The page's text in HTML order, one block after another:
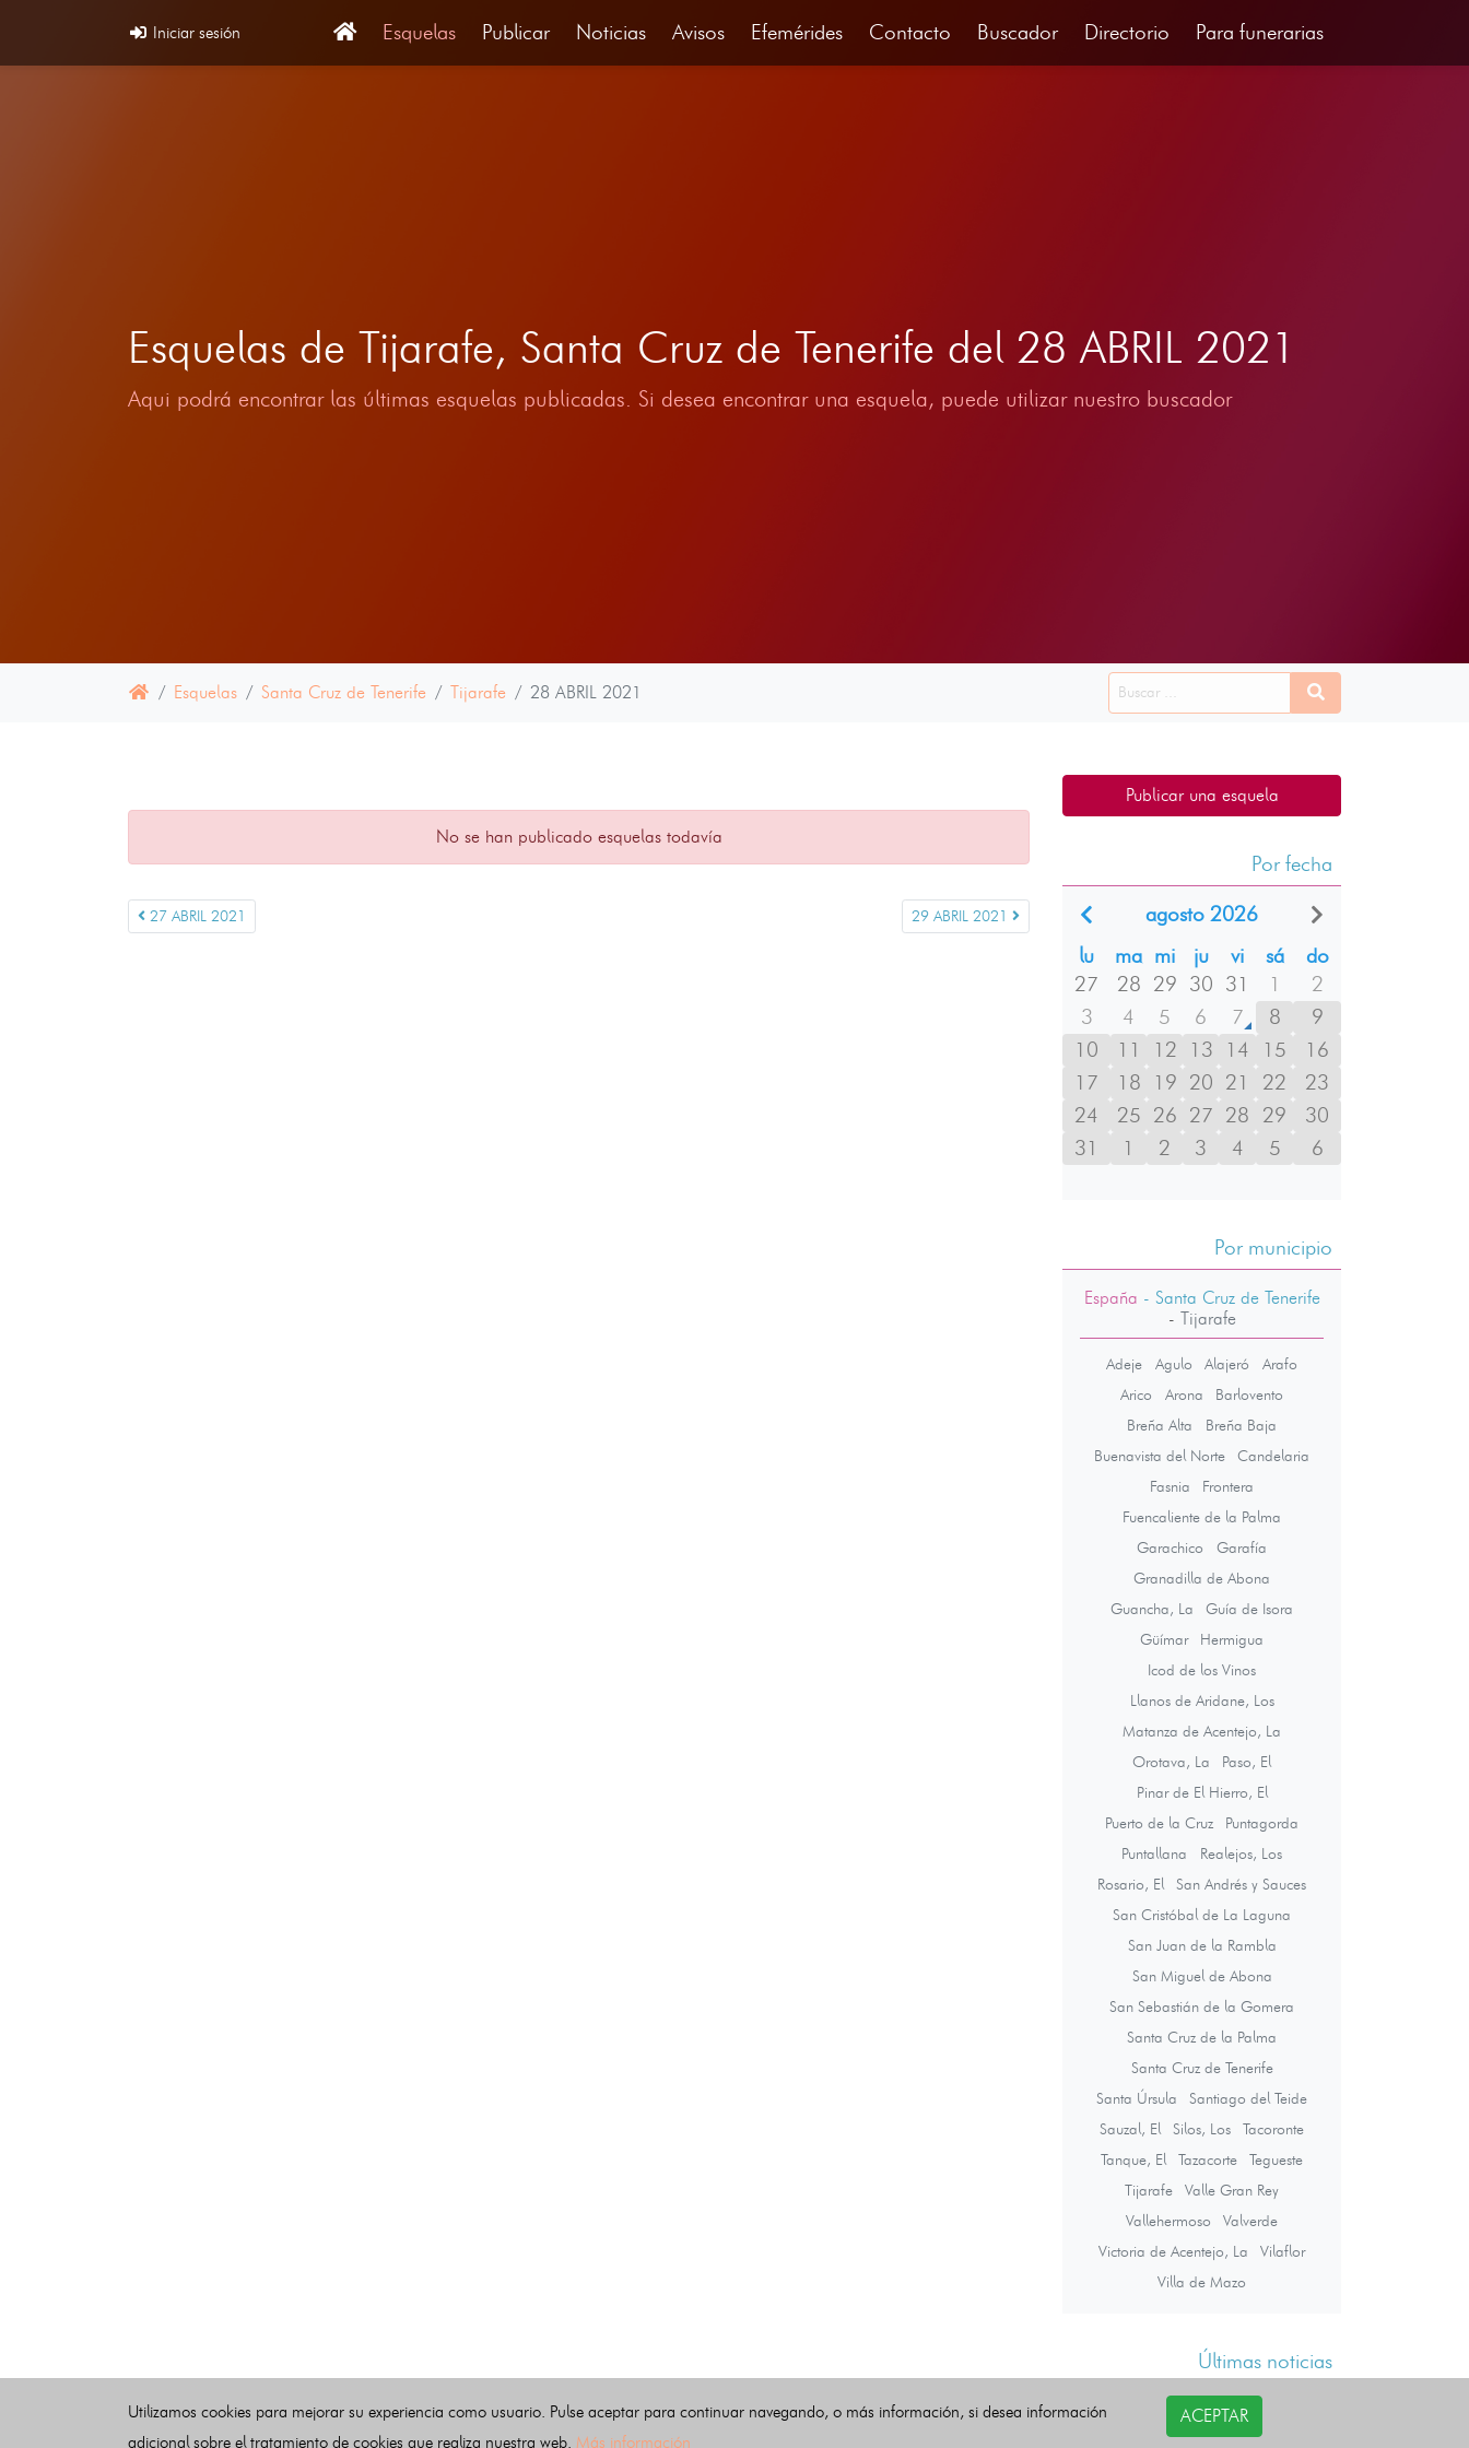
Iniciar sesión Esquelas Publicar Noticias Avisos Efemérides Contacto Buscador Directorio Para funerarias
Esquelas de Tijarafe, Santa Cruz de Tenerife del 28 ABRIL 2021
Aqui podrá encontrar las últimas esquelas publicadas. Si desea encontrar una esquela, puede utilizar nuestro buscador
Esquelas Santa Cruz de Tenerife Tijarafe 28 ABRIL 2021
No se han publicado esquelas todavía
27 ABRIL 2021 29 ABRIL 2021
Publicar una esquela
Por fecha
agosto 2026
lu
ma mi ju vi sá
do
27
28 29 30 31 1
2
3
4 5 6 7 8
9
10
11 12 13 14 15
16
17
18 19 20 21 22
23
24
25 26 27 28 29
30
31
1 2 3 4 5 6
Por municipio
España - Santa Cruz de Tenerife
- Tijarafe
Adeje Agulo Alajeró
Arafo
Arico
Arona
Barlovento
Breña Alta
Breña Baja
Buenavista del Norte
Candelaria
Fasnia
Frontera
Fuencaliente de la Palma
Garachico
Garafía
Granadilla de Abona
Guancha, La
Guía de Isora
Güímar
Hermigua
Icod de los Vinos
Llanos de Aridane, Los
Matanza de Acentejo, La
Orotava, La
Paso, El
Pinar de El Hierro, El
Puerto de la Cruz
Puntagorda
Puntallana
Realejos, Los
Rosario, El
San Andrés y Sauces
San Cristóbal de La Laguna
San Juan de la Rambla
San Miguel de Abona
San Sebastián de la Gomera
Santa Cruz de la Palma
Santa Cruz de Tenerife
Santa Úrsula
Santiago del Teide
Sauzal, El
Silos, Los
Tacoronte
Tanque, El
Tazacorte
Tegueste
Tijarafe
Valle Gran Rey
Vallehermoso
Valverde
Victoria de Acentejo, La
Vilaflor
Villa de Mazo
Últimas noticias
Utilizamos cookies para mejorar su experiencia como usuario. Pulse aceptar para continuar navegando, o más información, si desea información
adicional sobre el tratamiento de cookies que realiza nuestra web. Más información
ACEPTAR